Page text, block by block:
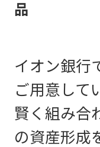
品
イオン銀行
ご用意して
賢く組み合
の資産形成